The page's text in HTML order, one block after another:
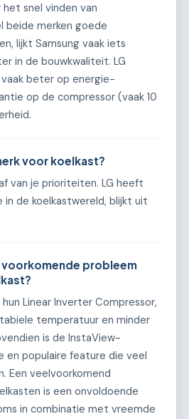
snel vinden van
beide merken goede
lijkt Samsung vaak iets
in de bouwkwaliteit. LG
beter op energie-
op de compressor (vaak 10
voor koelkast?
van je prioriteiten. LG heeft
de koelkastwereld, blijkt uit
voorkomende probleem
Linear Inverter Compressor,
temperatuur en minder
is de InstaView-
en populaire feature die veel
Een veelvoorkomend
is een onvoldoende
in combinatie met vreemde